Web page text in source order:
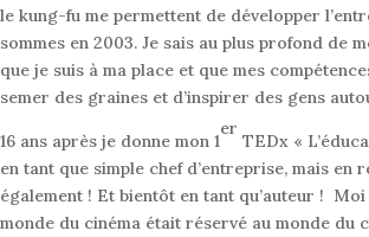
le kung-fu me permettent de développer
sommes en 2003. Je sais au plus profond de
que je suis à ma place et que mes
semer des graines et d’inspirer des gens
16 ans après je donne mon 1
er
TEDx «
en tant que simple chef d’entreprise, mais en
également ! Et bientôt en tant qu’auteur !
monde du cinéma était réservé au monde du